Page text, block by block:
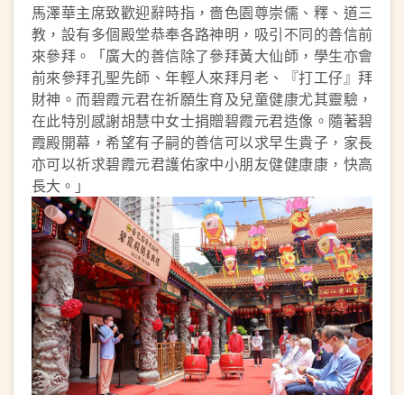
馬澤華主席致歡迎辭時指，嗇色園尊崇儒、釋、道三
教，設有多個殿堂恭奉各路神明，吸引不同的善信前
來參拜。「廣大的善信除了參拜黃大仙師，學生亦會
前來參拜孔聖先師、年輕人來拜月老、『打工仔』拜
財神。而碧霞元君在祈願生育及兒童健康尤其靈驗，
在此特別感謝胡慧中女士捐贈碧霞元君造像。隨著碧
霞殿開幕，希望有子嗣的善信可以求早生貴子，家長
亦可以祈求碧霞元君護佑家中小朋友健健康康，快高
長大。」